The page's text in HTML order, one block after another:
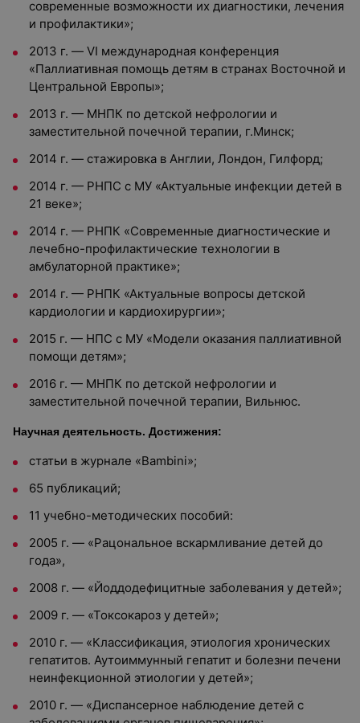
современные возможности их диагностики, лечения
и профилактики»;
2013 г. — VI международная конференция
«Паллиативная помощь детям в странах Восточной и
Центральной Европы»;
2013 г. — МНПК по детской нефрологии и
заместительной почечной терапии, г.Минск;
2014 г. — стажировка в Англии, Лондон, Гилфорд;
2014 г. — РНПС с МУ «Актуальные инфекции детей в
21 веке»;
2014 г. — РНПК «Современные диагностические и
лечебно-профилактические технологии в
амбулаторной практике»;
2014 г. — РНПК «Актуальные вопросы детской
кардиологии и кардиохирургии»;
2015 г. — НПС с МУ «Модели оказания паллиативной
помощи детям»;
2016 г. — МНПК по детской нефрологии и
заместительной почечной терапии, Вильнюс.
Научная деятельность. Достижения:
статьи в журнале «Bambini»;
65 публикаций;
11 учебно-методических пособий:
2005 г. — «Рацональное вскармливание детей до
года»,
2008 г. — «Йоддодефицитные заболевания у детей»;
2009 г. — «Токсокароз у детей»;
2010 г. — «Классификация, этиология хронических
гепатитов. Аутоиммунный гепатит и болезни печени
неинфекционной этиологии у детей»;
2010 г. — «Диспансерное наблюдение детей с